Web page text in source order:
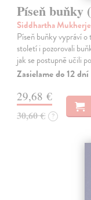
Píseň buňky
Siddhartha
Píseň buňky vypráví o
století i pozorovali
jak se postupně učili
Zasielame do 12 dní
29,68 €
30,60 € ?